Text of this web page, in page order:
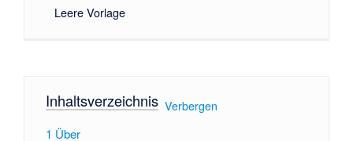
Leere Vorlage
Inhaltsverzeichnis[ Verbergen
1 Über